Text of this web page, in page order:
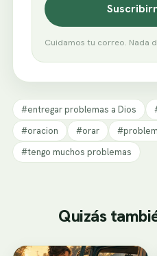
Cuidamos tu correo. Nada
#entregar problemas a Dios
#oracion
#orar
#tengo muchos problemas
Quizás